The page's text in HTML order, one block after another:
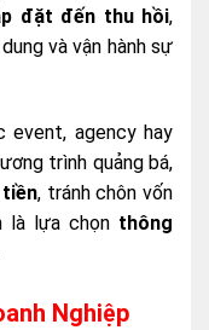
đặt đến thu hồi,
và vận hành sự
agency hay
trình quảng bá,
, tránh chôn vốn
là lựa chọn thông
Nghiệp